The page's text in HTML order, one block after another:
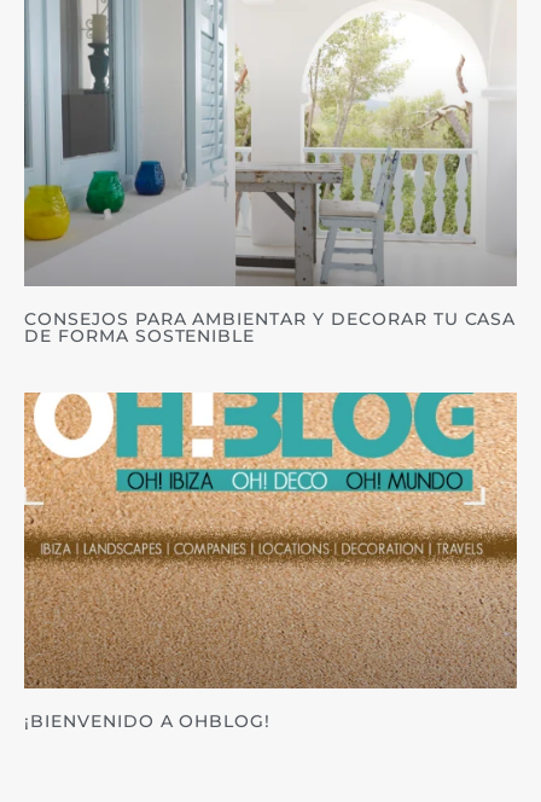
CONSEJOS PARA AMBIENTAR Y DECORAR TU CASA
DE FORMA SOSTENIBLE
¡BIENVENIDO A OHBLOG!